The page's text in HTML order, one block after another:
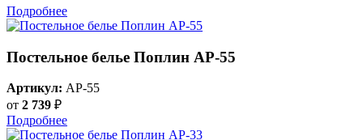
Подробнее
Постельное белье Поплин AP-55
Артикул: AP-55
от 2 739 ₽
Подробнее